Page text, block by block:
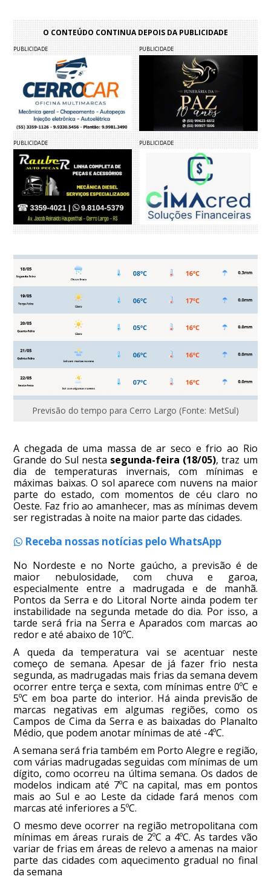
O CONTEÚDO CONTINUA DEPOIS DA PUBLICIDADE
PUBLICIDADE PUBLICIDADE
PUBLICIDADE PUBLICIDADE
Previsão do tempo para Cerro Largo (Fonte: MetSul)
A chegada de uma massa de ar seco e frio ao Rio
Grande do Sul nesta segunda-feira (18/05), traz um
dia de temperaturas invernais, com mínimas e
máximas baixas. O sol aparece com nuvens na maior
parte do estado, com momentos de céu claro no
Oeste. Faz frio ao amanhecer, mas as mínimas devem
ser registradas à noite na maior parte das cidades.
Receba nossas notícias pelo WhatsApp
No Nordeste e no Norte gaúcho, a previsão é de
maior nebulosidade, com chuva e garoa,
especialmente entre a madrugada e de manhã.
Pontos da Serra e do Litoral Norte ainda podem ter
instabilidade na segunda metade do dia. Por isso, a
tarde será fria na Serra e Aparados com marcas ao
redor e até abaixo de 10ºC.
A queda da temperatura vai se acentuar neste
começo de semana. Apesar de já fazer frio nesta
segunda, as madrugadas mais frias da semana devem
ocorrer entre terça e sexta, com mínimas entre 0ºC e
5ºC em boa parte do interior. Há ainda previsão de
marcas negativas em algumas regiões, como os
Campos de Cima da Serra e as baixadas do Planalto
Médio, que podem anotar mínimas de até -4ºC.
A semana será fria também em Porto Alegre e região,
com várias madrugadas seguidas com mínimas de um
dígito, como ocorreu na última semana. Os dados de
modelos indicam até 7ºC na capital, mas em pontos
mais ao Sul e ao Leste da cidade fará menos com
marcas até inferiores a 5ºC.
O mesmo deve ocorrer na região metropolitana com
mínimas em áreas rurais de 2ºC a 4ºC. As tardes vão
variar de frias em áreas de relevo a amenas na maior
parte das cidades com aquecimento gradual no final
da semana